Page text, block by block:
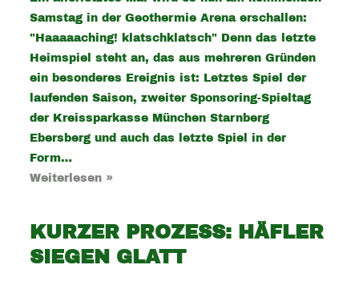
Samstag in der Geothermie Arena erschallen:
"Haaaaaching! klatschklatsch" Denn das letzte
Heimspiel steht an, das aus mehreren Gründen
ein besonderes Ereignis ist: Letztes Spiel der
laufenden Saison, zweiter Sponsoring-Spieltag
der Kreissparkasse München Starnberg
Ebersberg und auch das letzte Spiel in der
Form…
Weiterlesen »
KURZER PROZESS: HÄFLER
SIEGEN GLATT